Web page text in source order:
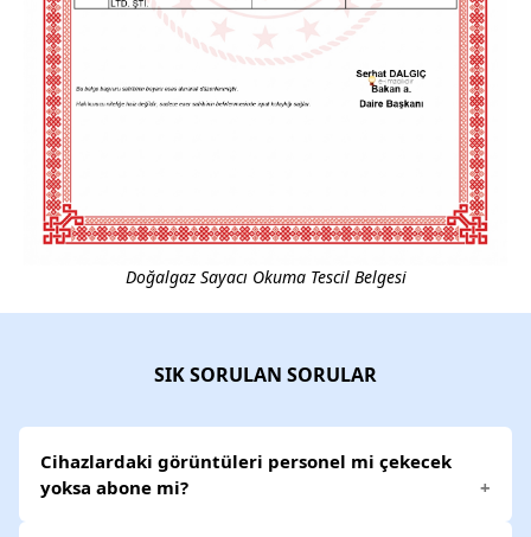
Doğalgaz Sayacı Okuma Tescil Belgesi
SIK SORULAN SORULAR
Cihazlardaki görüntüleri personel mi çekecek
yoksa abone mi?